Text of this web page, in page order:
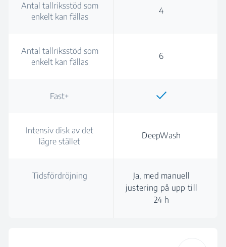
Antal tallriksstöd som
enkelt kan fällas
4
Antal tallriksstöd som
enkelt kan fällas
6
Fast+
Intensiv disk av det
lägre stället
DeepWash
Tidsfördröjning
Ja, med manuell
justering på upp till
24 h